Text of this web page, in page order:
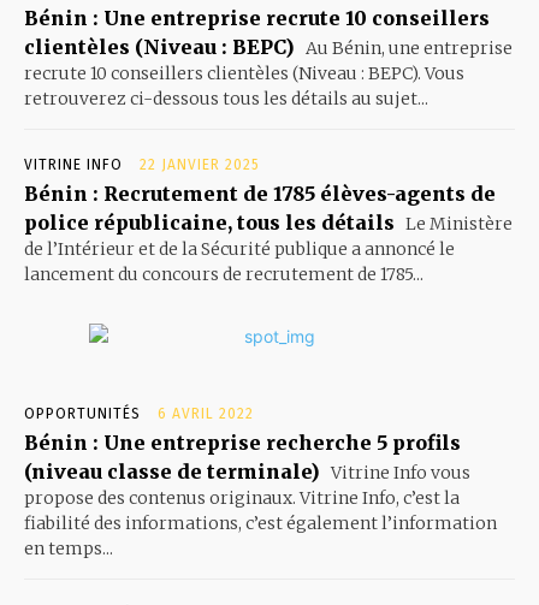
Bénin : Une entreprise recrute 10 conseillers
clientèles (Niveau : BEPC) Au Bénin, une entreprise
recrute 10 conseillers clientèles (Niveau : BEPC). Vous
retrouverez ci-dessous tous les détails au sujet...
VITRINE INFO 22 JANVIER 2025
Bénin : Recrutement de 1785 élèves-agents de
police républicaine, tous les détails Le Ministère
de l’Intérieur et de la Sécurité publique a annoncé le
lancement du concours de recrutement de 1785...
OPPORTUNITÉS 6 AVRIL 2022
Bénin : Une entreprise recherche 5 profils
(niveau classe de terminale) Vitrine Info vous
propose des contenus originaux. Vitrine Info, c’est la
fiabilité des informations, c’est également l’information
en temps...